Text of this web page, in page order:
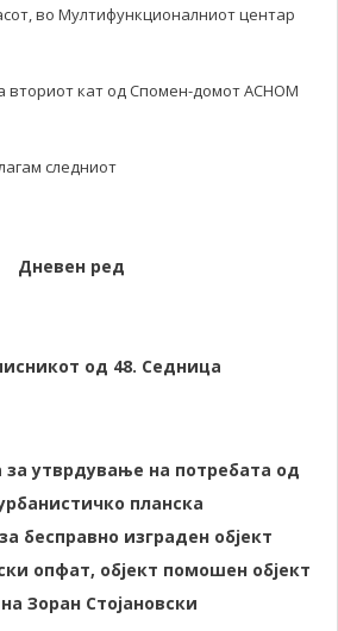
во Мултифункционалниот центар
вториот кат од Спомен-домот АСНОМ
следниот
Дневен ред
од 48. Седница
утврдување на потребата од
планска
бесправно изграден објект
опфат, објект помошен објект
Зоран Стојановски